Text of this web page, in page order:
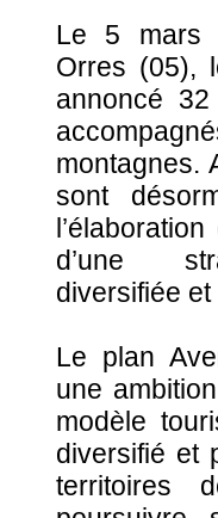
Le 5 mars
Orres (05),
annoncé
montagnes.
sont
d’une
diversifiée
Le plan
une
modèle
diversifié et
territoires